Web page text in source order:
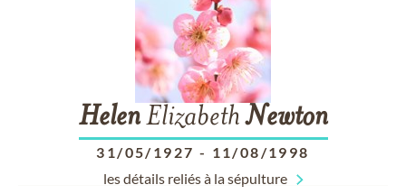
HelenElizabethNewton
31/05/1927 - 11/08/1998
les détails reliés à la sépulture